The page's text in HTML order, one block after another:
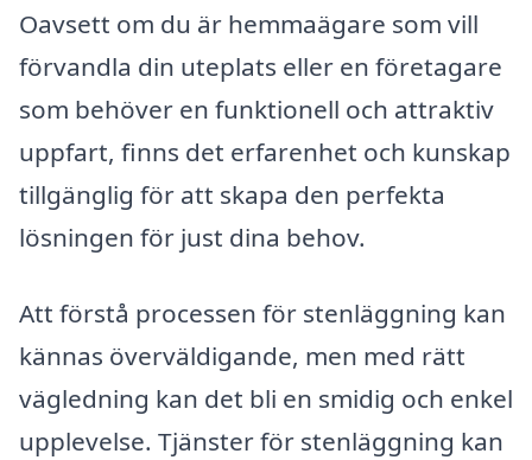
Oavsett om du är hemmaägare som vill
förvandla din uteplats eller en företagare
som behöver en funktionell och attraktiv
uppfart, finns det erfarenhet och kunskap
tillgänglig för att skapa den perfekta
lösningen för just dina behov.
Att förstå processen för stenläggning kan
kännas överväldigande, men med rätt
vägledning kan det bli en smidig och enkel
upplevelse. Tjänster för stenläggning kan